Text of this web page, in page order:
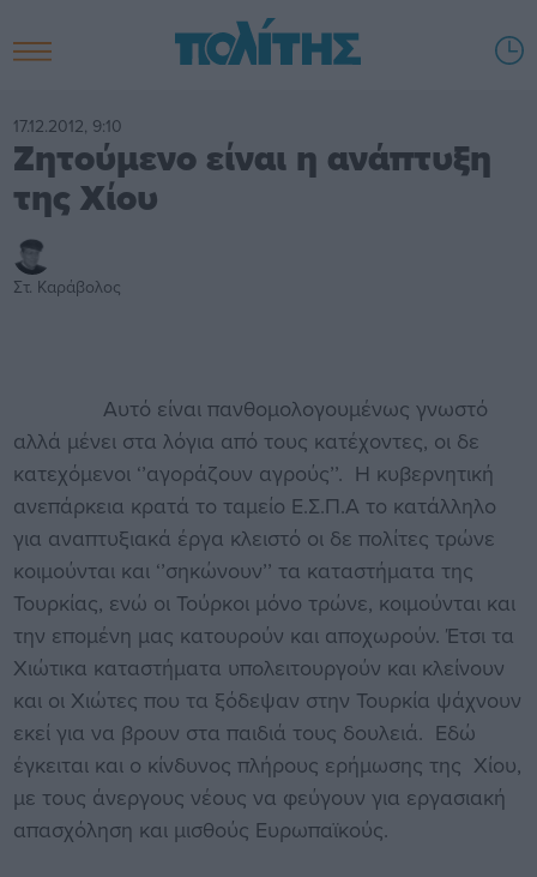
17.12.2012, 9:10
Ζητούμενο είναι η ανάπτυξη
της Χίου
Στ. Καράβολος
Αυτό είναι πανθομολογουμένως γνωστό
αλλά μένει στα λόγια από τους κατέχοντες, οι δε
κατεχόμενοι ‘’αγοράζουν αγρούς’’. Η κυβερνητική
ανεπάρκεια κρατά το ταμείο Ε.Σ.Π.Α το κατάλληλο
για αναπτυξιακά έργα κλειστό οι δε πολίτες τρώνε
κοιμούνται και ‘’σηκώνουν’’ τα καταστήματα της
Τουρκίας, ενώ οι Τούρκοι μόνο τρώνε, κοιμούνται και
την επομένη μας κατουρούν και αποχωρούν. Έτσι τα
Χιώτικα καταστήματα υπολειτουργούν και κλείνουν
και οι Χιώτες που τα ξόδεψαν στην Τουρκία ψάχνουν
εκεί για να βρουν στα παιδιά τους δουλειά. Εδώ
έγκειται και ο κίνδυνος πλήρους ερήμωσης της Χίου,
με τους άνεργους νέους να φεύγουν για εργασιακή
απασχόληση και μισθούς Ευρωπαϊκούς.